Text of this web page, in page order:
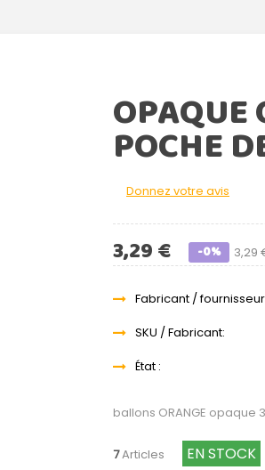
OPAQUE
POCHE
Donnez votre avis
3,29
3,29 € -0%
Fabricant /
SKU / Fabricant:
État :
ballons ORANGE
7Articles EN STOCK